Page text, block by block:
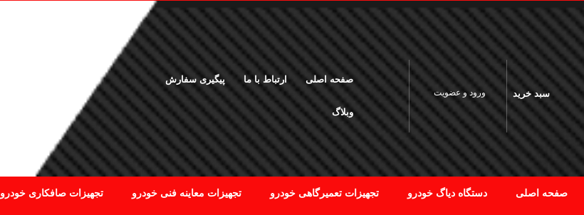
سبد خرید ورود و عضویت صفحه اصلی ارتباط با ما پیگیری سفارش وبلاگ 02187218000
صفحه اصلی دستگاه دیاگ خودرو تجهیزات تعمیرگاهی خودرو تجهیزات معاینه فنی خودرو تجهیزات صافکاری خودرو